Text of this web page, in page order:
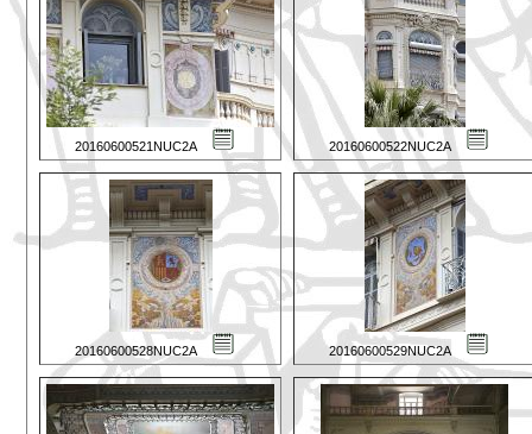
20160600521NUC2A 20160600522NUC2A
20160600528NUC2A 20160600529NUC2A